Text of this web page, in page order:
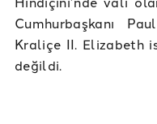
Cumhurbaşkanı
Kraliçe II. Elizabeth
değildi.